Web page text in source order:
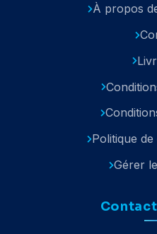
À propos
Politique
Gérer